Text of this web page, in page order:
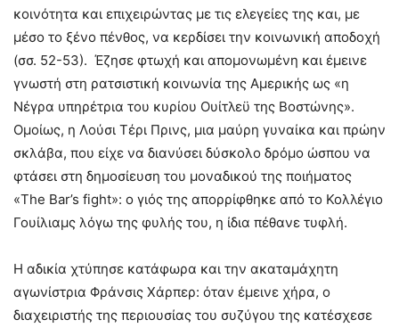
κοινότητα και επιχειρώντας με τις ελεγείες της και, με
μέσο το ξένο πένθος, να κερδίσει την κοινωνική αποδοχή
(σσ. 52-53). Έζησε φτωχή και απομονωμένη και έμεινε
γνωστή στη ρατσιστική κοινωνία της Αμερικής ως «η
Νέγρα υπηρέτρια του κυρίου Ουίτλεϋ της Βοστώνης».
Ομοίως, η Λούσι Τέρι Πρινς, μια μαύρη γυναίκα και πρώην
σκλάβα, που είχε να διανύσει δύσκολο δρόμο ώσπου να
φτάσει στη δημοσίευση του μοναδικού της ποιήματος
«The Bar’s fight»: ο γιός της απορρίφθηκε από το Κολλέγιο
Γουίλιαμς λόγω της φυλής του, η ίδια πέθανε τυφλή.
Η αδικία χτύπησε κατάφωρα και την ακαταμάχητη
αγωνίστρια Φράνσις Χάρπερ: όταν έμεινε χήρα, ο
διαχειριστής της περιουσίας του συζύγου της κατέσχεσε